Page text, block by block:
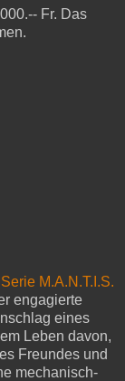
Fr. Das
M.A.N.T.I.S.
engagierte
eines
Leben davon,
Freundes und
mechanisch-